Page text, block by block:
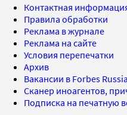
Контактная
Правила обработки
Реклама в журнале
Реклама на сайте
Условия перепечатки
Архив
Вакансии в Forbes Russia
Сканер иноагентов,
Подписка на печатную